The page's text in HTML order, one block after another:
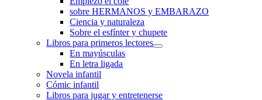
sobre HERMANOS y EMBARAZO
Ciencia y naturaleza
Sobre el esfínter y chupete
Libros para primeros lectores
En mayúsculas
En letra ligada
Novela infantil
Cómic infantil
Libros para jugar y entretenerse